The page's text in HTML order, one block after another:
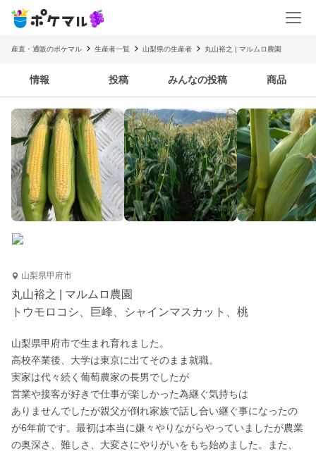
産直・通販のポケマル 生産者一覧 山梨県の生産者 丸山裕之 | マルムロ農園
情報 投稿 みんなの投稿 商品
山梨県甲府市
丸山裕之 | マルムロ農園
トウモロコシ、巨峰、シャインマスカット、桃
山梨県甲府市で生まれ育れました。
高校卒業後、大学は東京に出てそのまま就職。
実家は代々続く葡萄農家の長男でしたが
営業や接客が好きで仕事が楽しかった為継ぐ気持ちは
ありませんでしたが親父が倒れ家族で話し合い継ぐ事になったの
が6年前です。最初は本当に嫌々やりながらやっていましたが農業
の奥深さ、難しさ、大変さにやりがいをもち始めました。また、